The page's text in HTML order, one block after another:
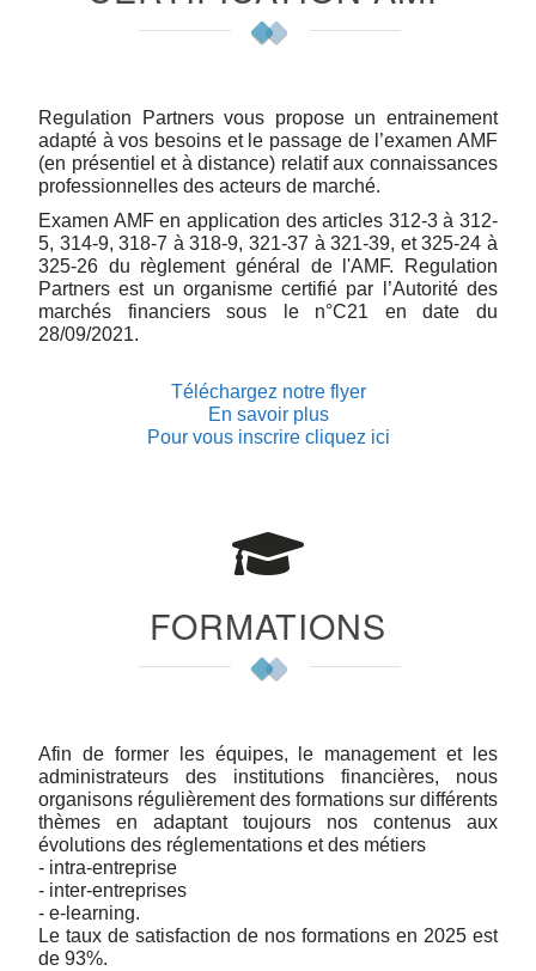
Regulation Partners vous propose un entrainement
adapté à vos besoins et le passage de l’examen AMF
(en présentiel et à distance) relatif aux connaissances
professionnelles des acteurs de marché.
Examen AMF en application des articles 312-3 à 312-
5, 314-9, 318-7 à 318-9, 321-37 à 321-39, et 325-24 à
325-26 du règlement général de l'AMF. Regulation
Partners est un organisme certifié par l’Autorité des
marchés financiers sous le n°C21 en date du
28/09/2021.
Téléchargez notre flyer
En savoir plus
Pour vous inscrire cliquez ici
FORMATIONS
Afin de former les équipes, le management et les
administrateurs des institutions financières, nous
organisons régulièrement des formations sur différents
thèmes en adaptant toujours nos contenus aux
évolutions des réglementations et des métiers
- intra-entreprise
- inter-entreprises
- e-learning.
Le taux de satisfaction de nos formations en 2025 est
de 93%.